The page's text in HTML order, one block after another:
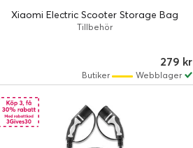
Xiaomi Electric Scooter Storage Bag
Tillbehör
279 kr
Webblager
Butiker